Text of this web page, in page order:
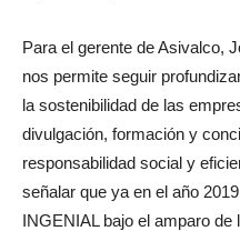
Para el gerente de Asivalco,
nos permite seguir
la sostenibilidad de las
divulgación, formación y
responsabilidad social y
señalar que ya en el año
INGENIAL bajo el amparo de